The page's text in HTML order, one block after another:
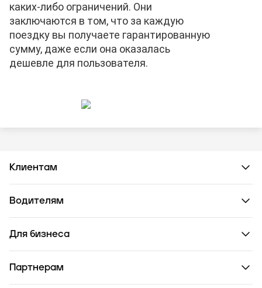
каких-либо ограничений. Они
заключаются в том, что за каждую
поездку вы получаете гарантированную
сумму, даже если она оказалась
дешевле для пользователя.
Клиентам
Водителям
Для бизнеса
Партнерам